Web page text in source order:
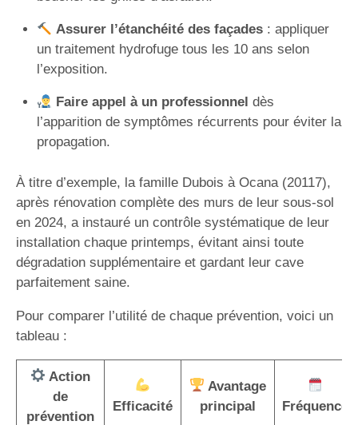
Assurer l’étanchéité des façades: appliquer
un traitement hydrofuge tous les 10 ans selon
l’exposition.
Faire appel à un professionnel dès
l’apparition de symptômes récurrents pour éviter la
propagation.
À titre d’exemple, la famille Dubois à Ocana (20117),
après rénovation complète des murs de leur sous-sol
en 2024, a instauré un contrôle systématique de leur
installation chaque printemps, évitant ainsi toute
dégradation supplémentaire et gardant leur cave
parfaitement saine.
Pour comparer l’utilité de chaque prévention, voici un
tableau :
Action
de
prévention
Efficacité
Avantage
principal
Fréquence